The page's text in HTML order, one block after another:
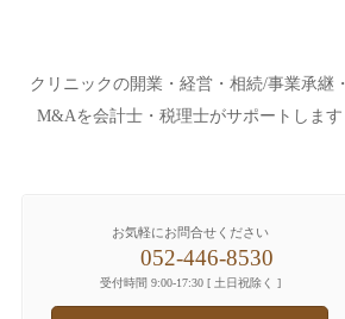
クリニックの開業・経営・相続/事業承継・
M&Aを会計士・税理士がサポートします
お気軽にお問合せください
052-446-8530
受付時間 9:00-17:30 [ 土日祝除く ]